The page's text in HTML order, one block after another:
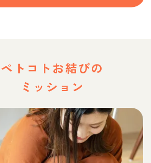
ペトコトお結びの
ミッション